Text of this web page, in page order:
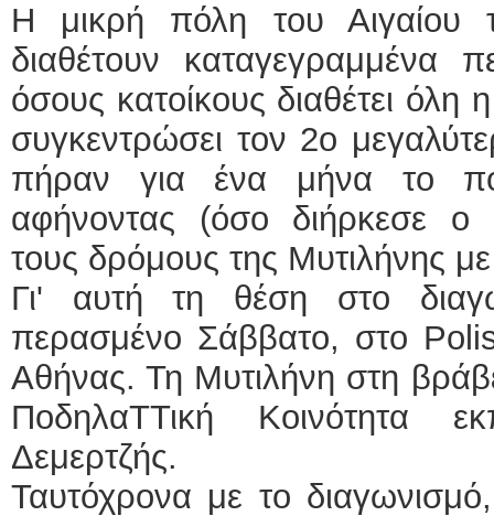
Η μικρή πόλη του Αιγαίου
διαθέτουν καταγεγραμμένα
όσους κατοίκους διαθέτει όλη
συγκεντρώσει τον 2ο
πήραν για ένα μήνα το
αφήνοντας (όσο διήρκεσε ο
τους δρόμους της Μυτιλήνης
Γι' αυτή τη θέση στο
περασμένο Σάββατο, στο
Αθήνας. Τη Μυτιλήνη στη
ΠοδηλαΤΤική Κοινότητα
Δεμερτζής.
Ταυτόχρονα με το